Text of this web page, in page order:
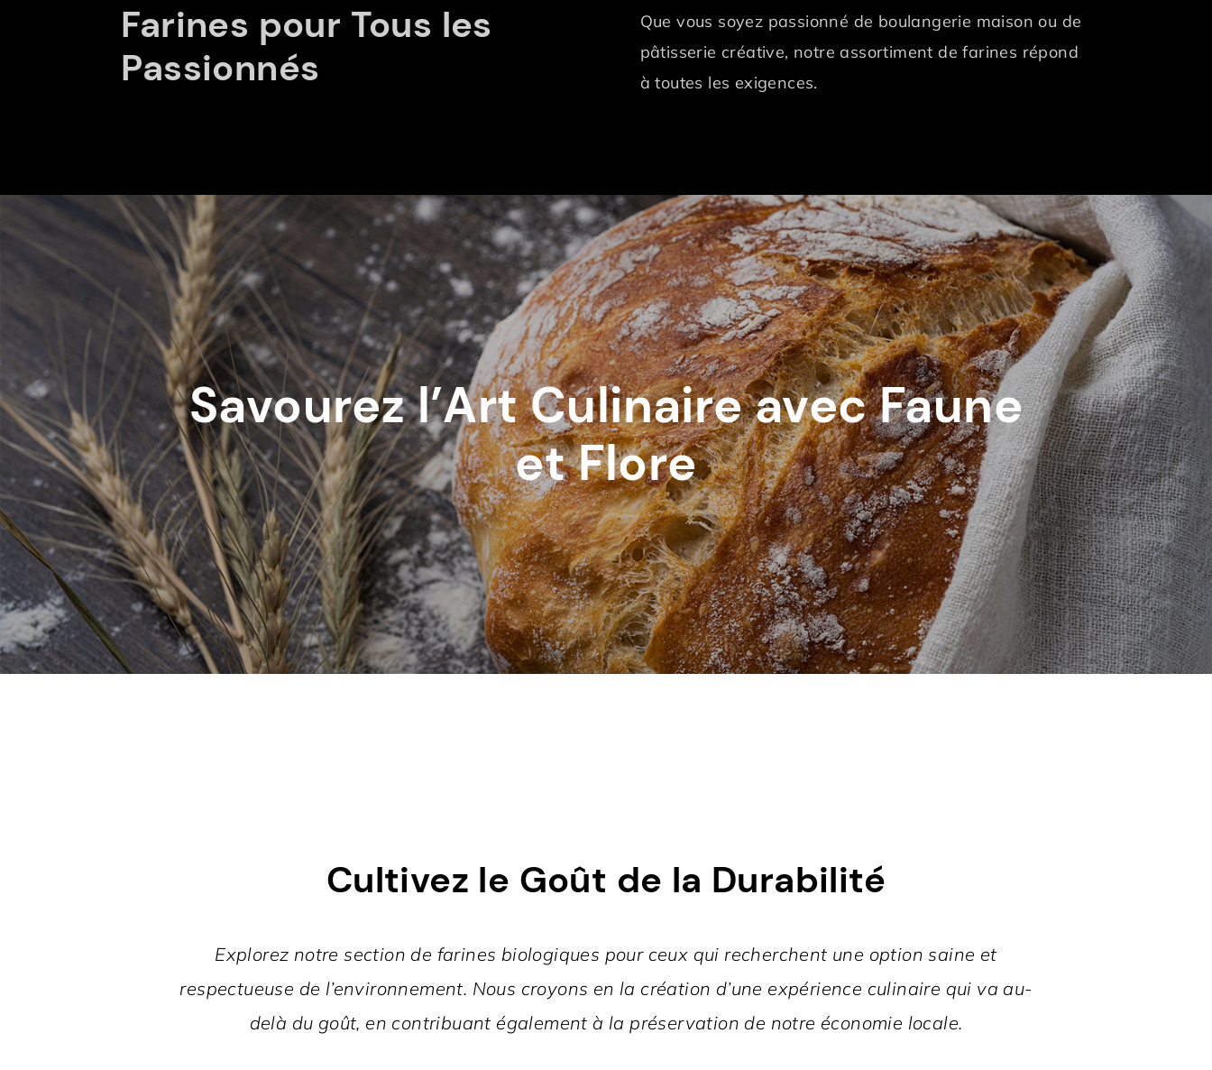
Farines pour Tous les
Passionnés
Que vous soyez passionné de boulangerie maison ou de
pâtisserie créative, notre assortiment de farines répond
à toutes les exigences.
Savourez l’Art Culinaire avec Faune
et Flore
Cultivez le Goût de la Durabilité
Explorez notre section de farines biologiques pour ceux qui recherchent une option saine et
respectueuse de l’environnement. Nous croyons en la création d’une expérience culinaire qui va au-
delà du goût, en contribuant également à la préservation de notre économie locale.